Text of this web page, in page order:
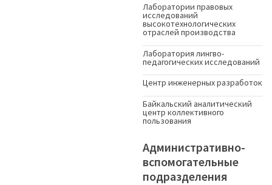
Лаборатории правовых
исследований
высокотехнологических
отраслей производства
Лаборатория лингво-
педагогических исследований
Центр инженерных разработок
Байкальский аналитический
центр коллективного
пользования
Административно-
вспомогательные
подразделения